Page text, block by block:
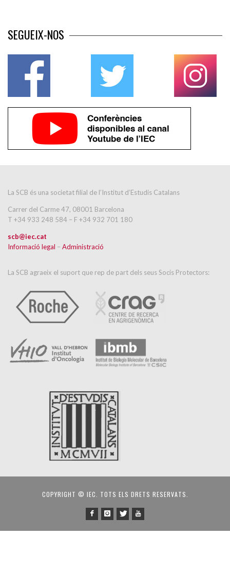
SEGUEIX-NOS
La SCB és una societat filial de l’Institut d’Estudis Catalans
Carrer del Carme 47, 08001 Barcelona
T +34 933 248 584 – F +34 932 701 180
scb@iec.cat
Informació legal – Administració
La SCB agraeix el suport que rep de part dels seus Socis Protectors:
COPYRIGHT © IEC. TOTS ELS DRETS RESERVATS.